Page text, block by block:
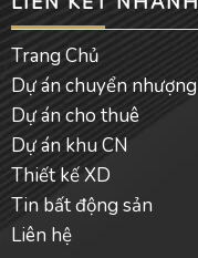
Trang Chủ
Dự án chuyển nhượng
Dự án cho thuê
Dự án khu CN
Thiết kế XD
Tin bất động sản
Liên hệ